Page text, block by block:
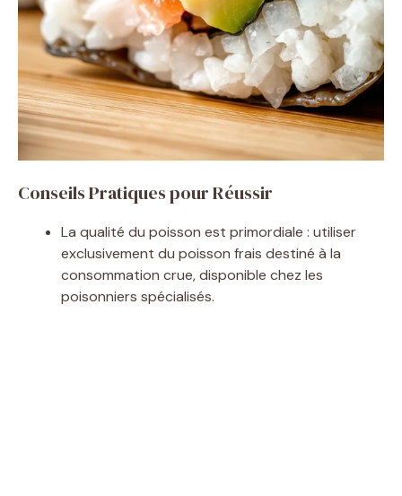
Conseils Pratiques pour Réussir
La qualité du poisson est primordiale : utiliser
exclusivement du poisson frais destiné à la
consommation crue, disponible chez les
poisonniers spécialisés.